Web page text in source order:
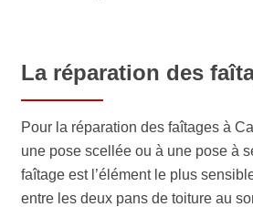
La réparation des
Pour la réparation des faîtages à
une pose scellée ou à une pose à
faîtage est l’élément le plus
entre les deux pans de toiture au